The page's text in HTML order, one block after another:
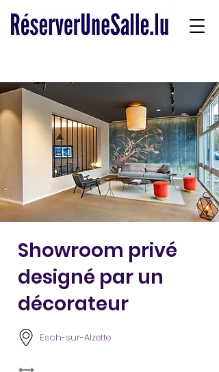
Showroom privé
designé par un
décorateur
Esch-sur-Alzette